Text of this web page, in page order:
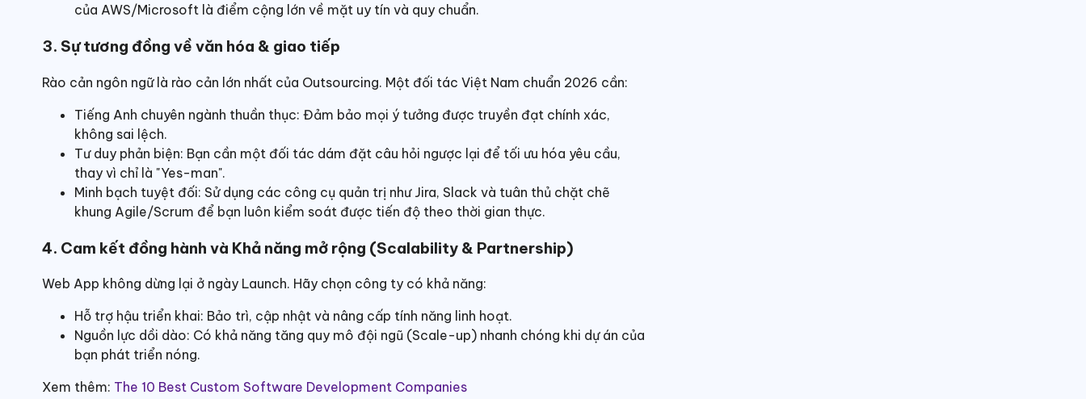
của AWS/Microsoft là điểm cộng lớn về mặt uy tín và quy chuẩn.
3. Sự tương đồng về văn hóa & giao tiếp
Rào cản ngôn ngữ là rào cản lớn nhất của Outsourcing. Một đối tác Việt Nam chuẩn 2026 cần:
Tiếng Anh chuyên ngành thuần thục: Đảm bảo mọi ý tưởng được truyền đạt chính xác,
không sai lệch.
Tư duy phản biện: Bạn cần một đối tác dám đặt câu hỏi ngược lại để tối ưu hóa yêu cầu,
thay vì chỉ là "Yes-man".
Minh bạch tuyệt đối: Sử dụng các công cụ quản trị như Jira, Slack và tuân thủ chặt chẽ
khung Agile/Scrum để bạn luôn kiểm soát được tiến độ theo thời gian thực.
4. Cam kết đồng hành và Khả năng mở rộng (Scalability & Partnership)
Web App không dừng lại ở ngày Launch. Hãy chọn công ty có khả năng:
Hỗ trợ hậu triển khai: Bảo trì, cập nhật và nâng cấp tính năng linh hoạt.
Nguồn lực dồi dào: Có khả năng tăng quy mô đội ngũ (Scale-up) nhanh chóng khi dự án của
bạn phát triển nóng.
Xem thêm: The 10 Best Custom Software Development Companies